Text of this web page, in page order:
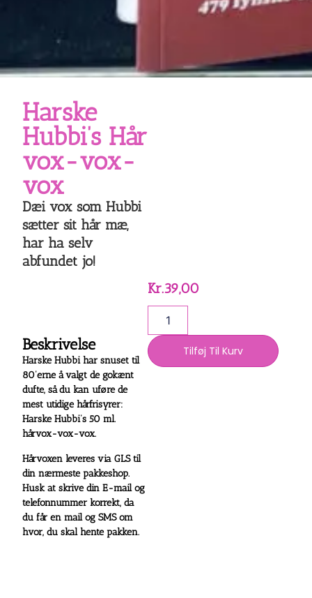
Harske
Hubbi’s Hår
vox-vox-
vox
Dæi vox som Hubbi
sætter sit hår mæ,
har ha selv
abfundet jo!
Beskrivelse
Harske Hubbi har snuset til
80’erne å valgt de gokænt
dufte, så du kan uføre de
mest utidige hårfrisyrer:
Harske Hubbi’s50 ml.
hårvox-vox-vox.
Hårvoxen leveres via GLS til
din nærmeste pakkeshop.
Husk at skrive din E-mail og
telefonnummer korrekt, da
du får en mail og SMS om
hvor, du skal hente pakken.
Kr.39,00
Tilføj Til Kurv